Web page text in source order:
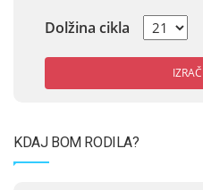
Dolžina cikla
KDAJ BOM RODILA?